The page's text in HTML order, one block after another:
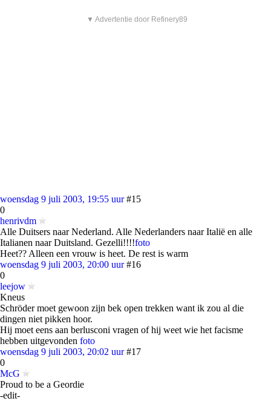
▼ Advertentie door Refinery89
woensdag 9 juli 2003, 19:55 uur #15
0
henrivdm
Alle Duitsers naar Nederland. Alle Nederlanders naar Italië en alle
Italianen naar Duitsland. Gezelli!!!!foto
Heet?? Alleen een vrouw is heet. De rest is warm
woensdag 9 juli 2003, 20:00 uur #16
0
leejow
Kneus
Schröder moet gewoon zijn bek open trekken want ik zou al die
dingen niet pikken hoor.
Hij moet eens aan berlusconi vragen of hij weet wie het facisme
hebben uitgevonden foto
woensdag 9 juli 2003, 20:02 uur #17
0
McG
Proud to be a Geordie
-edit-